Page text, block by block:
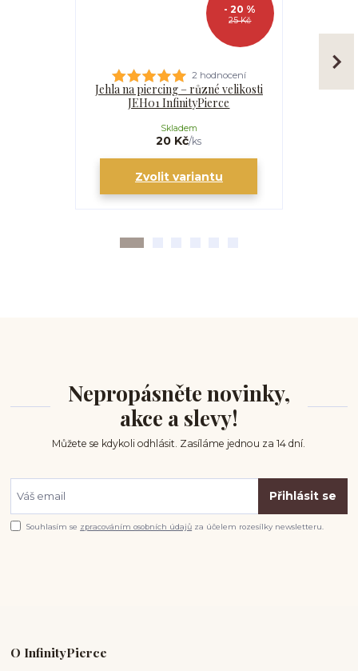
25 Kč
- 20 %
2 hodnocení
Jehla na piercing – různé velikosti
JEH01 InfinityPierce
20 Kč/ks
Skladem
Zvolit variantu
Nepropásněte novinky,
akce a slevy!
Můžete se kdykoli odhlásit. Zasíláme jednou za 14 dní.
Přihlásit se
Souhlasím se zpracováním osobních údajů za účelem rozesílky newsletteru.
O InfinityPierce